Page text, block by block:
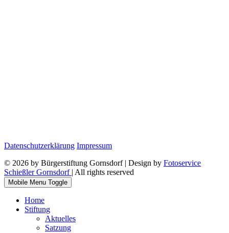
Datenschutzerklärung Impressum
© 2026 by Bürgerstiftung Gornsdorf | Design by Fotoservice
Schießler Gornsdorf | All rights reserved
Mobile Menu Toggle
Home
Stiftung
Aktuelles
Satzung